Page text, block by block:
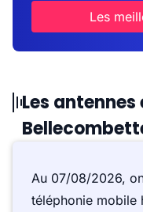
Les
Les
Au 07/08/2026,
téléphonie mobile